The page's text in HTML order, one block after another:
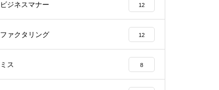
ビジネスマナー 12
ファクタリング 12
ミス 8